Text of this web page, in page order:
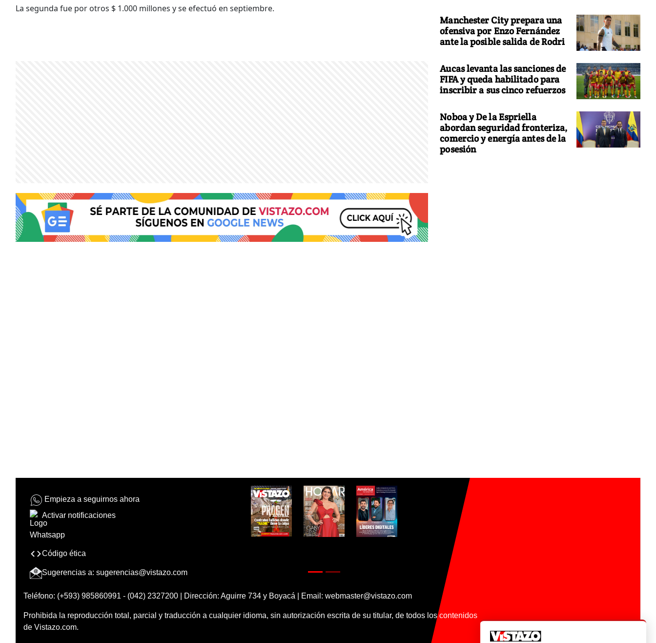
La segunda fue por otros $ 1.000 millones y se efectuó en septiembre.
Manchester City prepara una
ofensiva por Enzo Fernández
ante la posible salida de Rodri
Aucas levanta las sanciones de
FIFA y queda habilitado para
inscribir a sus cinco refuerzos
Noboa y De la Espriella
abordan seguridad fronteriza,
comercio y energía antes de la
posesión
Empieza a seguirnos ahora
Activar notificaciones
Código ética
Sugerencias a: sugerencias@vistazo.com
Teléfono: (+593) 985860991 - (042) 2327200 | Dirección: Aguirre 734 y Boyacá | Email: webmaster@vistazo.com
Prohibida la reproducción total, parcial y traducción a cualquier idioma, sin autorización escrita de su titular, de todos los contenidos
de Vistazo.com.